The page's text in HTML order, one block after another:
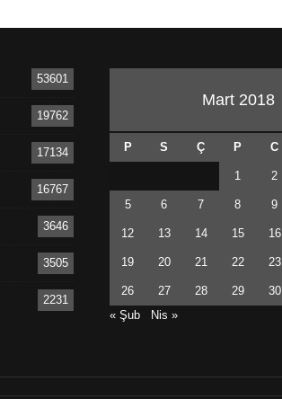
53601
19762
17134
16767
3646
3505
2231
Mart 2018
P S Ç P C
1 2
5 6 7 8 9
12 13 14 15 16
19 20 21 22 23
26 27 28 29 30
« Şub
Nis »